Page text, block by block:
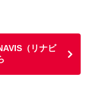
（リナビ